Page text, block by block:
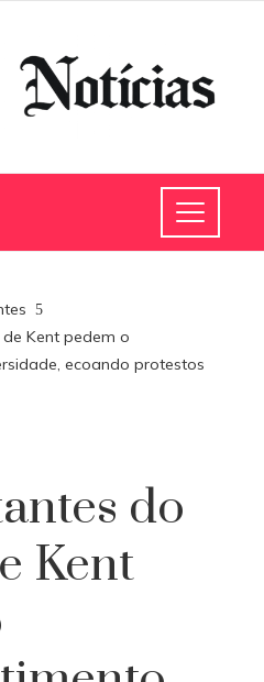
Kent pedem o
ecoando protestos
do
Kent